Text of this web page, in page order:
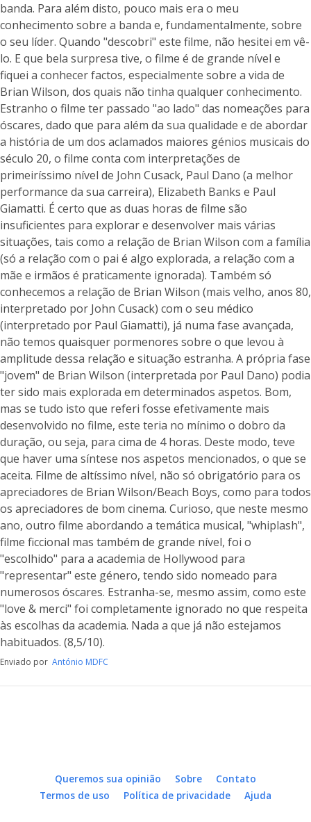
banda. Para além disto, pouco mais era o meu
conhecimento sobre a banda e, fundamentalmente, sobre
o seu líder. Quando "descobri" este filme, não hesitei em vê-
lo. E que bela surpresa tive, o filme é de grande nível e
fiquei a conhecer factos, especialmente sobre a vida de
Brian Wilson, dos quais não tinha qualquer conhecimento.
Estranho o filme ter passado "ao lado" das nomeações para
óscares, dado que para além da sua qualidade e de abordar
a história de um dos aclamados maiores génios musicais do
século 20, o filme conta com interpretações de
primeiríssimo nível de John Cusack, Paul Dano (a melhor
performance da sua carreira), Elizabeth Banks e Paul
Giamatti. É certo que as duas horas de filme são
insuficientes para explorar e desenvolver mais várias
situações, tais como a relação de Brian Wilson com a família
(só a relação com o pai é algo explorada, a relação com a
mãe e irmãos é praticamente ignorada). Também só
conhecemos a relação de Brian Wilson (mais velho, anos 80,
interpretado por John Cusack) com o seu médico
(interpretado por Paul Giamatti), já numa fase avançada,
não temos quaisquer pormenores sobre o que levou à
amplitude dessa relação e situação estranha. A própria fase
"jovem" de Brian Wilson (interpretada por Paul Dano) podia
ter sido mais explorada em determinados aspetos. Bom,
mas se tudo isto que referi fosse efetivamente mais
desenvolvido no filme, este teria no mínimo o dobro da
duração, ou seja, para cima de 4 horas. Deste modo, teve
que haver uma síntese nos aspetos mencionados, o que se
aceita. Filme de altíssimo nível, não só obrigatório para os
apreciadores de Brian Wilson/Beach Boys, como para todos
os apreciadores de bom cinema. Curioso, que neste mesmo
ano, outro filme abordando a temática musical, "whiplash",
filme ficcional mas também de grande nível, foi o
"escolhido" para a academia de Hollywood para
"representar" este género, tendo sido nomeado para
numerosos óscares. Estranha-se, mesmo assim, como este
"love & merci" foi completamente ignorado no que respeita
às escolhas da academia. Nada a que já não estejamos
habituados. (8,5/10).
Enviado por António MDFC
Queremos sua opinião Sobre
Contato
Termos de uso
Política de privacidade Ajuda